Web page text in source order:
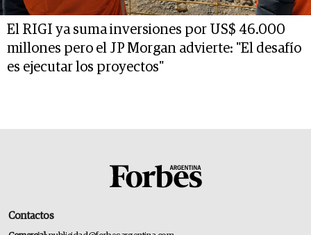
El RIGI ya suma inversiones por US$ 46.000
millones pero el JP Morgan advierte: "El desafío
es ejecutar los proyectos"
Contactos